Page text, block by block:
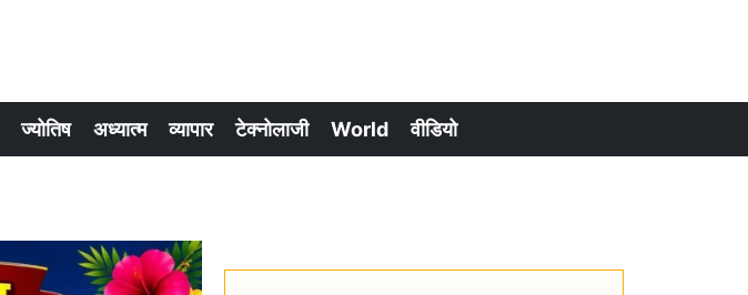
ज्योतिष अध्यात्म व्यापार टेक्नोलाजी World वीडियो